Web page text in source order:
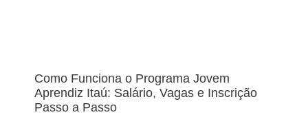
Como Funciona o Programa Jovem
Aprendiz Itaú: Salário, Vagas e Inscrição
Passo a Passo